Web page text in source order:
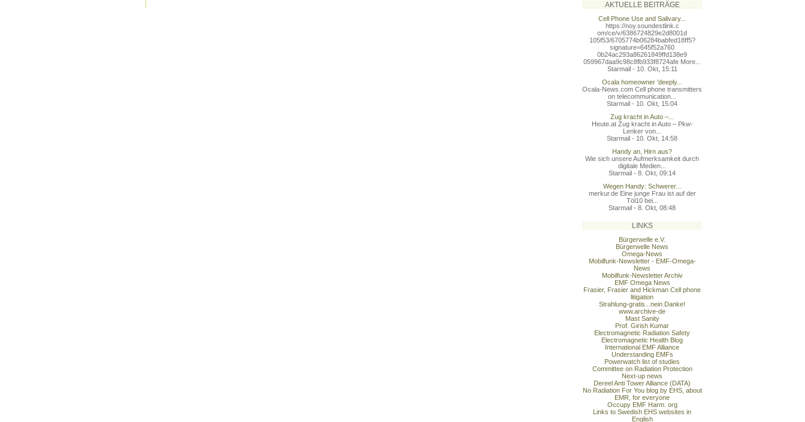
AKTUELLE BEITRÄGE
Cell Phone Use and Salivary...
https://noy.soundestlink.c
om/ce/v/6386724829e2d8001d
105f53/6705774b06284babfed18ff5?
signature=645f52a760
0b24ac293a86261849ffd138e9
059967daa9c98c8fb933f8724afe More...
Starmail - 10. Okt, 15:11
Ocala homeowner 'deeply...
Ocala-News.com Cell phone transmitters
on telecommunication...
Starmail - 10. Okt, 15:04
Zug kracht in Auto –...
Heute.at Zug kracht in Auto – Pkw-
Lenker von...
Starmail - 10. Okt, 14:58
Handy an, Hirn aus?
Wie sich unsere Aufmerksamkeit durch
digitale Medien...
Starmail - 8. Okt, 09:14
Wegen Handy: Schwerer...
merkur.de Eine junge Frau ist auf der
Töl10 bei...
Starmail - 8. Okt, 08:48
LINKS
Bürgerwelle e.V.
Bürgerwelle News
Omega-News
Mobilfunk-Newsletter - EMF-Omega-
News
Mobilfunk-Newsletter Archiv
EMF Omega News
Frasier, Frasier and Hickman Cell phone
litigation
Strahlung-gratis...nein Danke!
www.archive-de
Mast Sanity
Prof. Girish Kumar
Electromagnetic Radiation Safety
Electromagnetic Health Blog
International EMF Alliance
Understanding EMFs
Powerwatch list of studies
Committee on Radiation Protection
Next-up news
Dereel Anti Tower Alliance (DATA)
No Radiation For You blog by EHS, about
EMR, for everyone
Occupy EMF Harm. org
Links to Swedish EHS websites in
English